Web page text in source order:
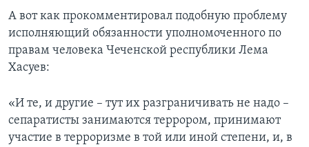
А вот как прокомментировал подобную проблему
исполняющий обязанности уполномоченного по
правам человека Чеченской республики Лема
Хасуев:
«И те, и другие – тут их разграничивать не надо –
сепаратисты занимаются террором, принимают
участие в терроризме в той или иной степени, и, в